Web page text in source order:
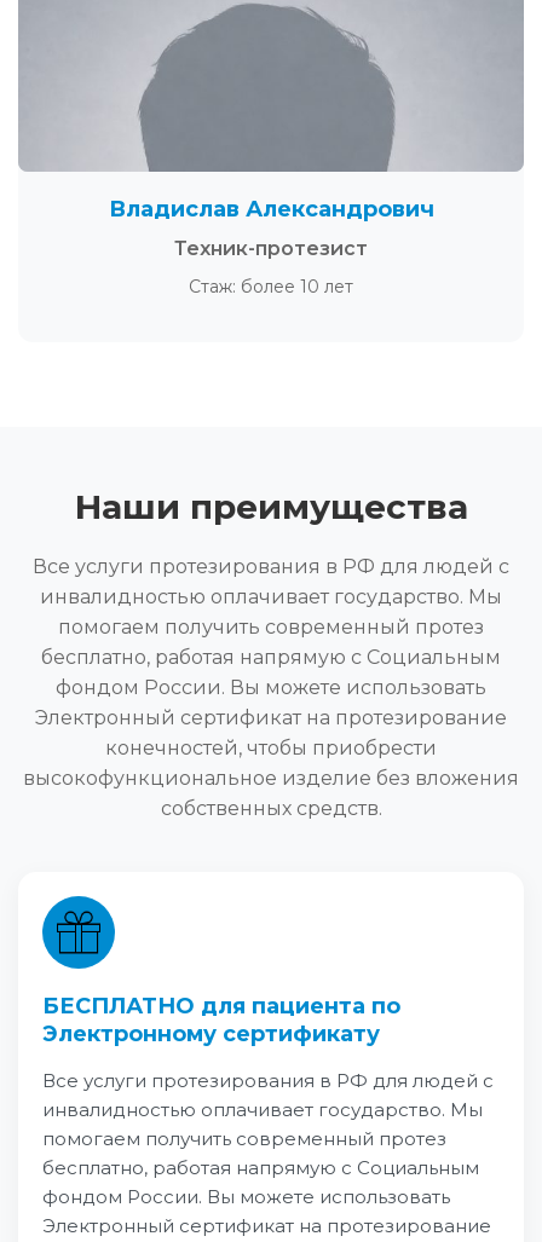
Владислав Александрович
Техник-протезист
Стаж: более 10 лет
Наши преимущества
Все услуги протезирования в РФ для людей с
инвалидностью оплачивает государство. Мы
помогаем получить современный протез
бесплатно, работая напрямую с Социальным
фондом России. Вы можете использовать
Электронный сертификат на протезирование
конечностей, чтобы приобрести
высокофункциональное изделие без вложения
собственных средств.
БЕСПЛАТНО для пациента по
Электронному сертификату
Все услуги протезирования в РФ для людей с
инвалидностью оплачивает государство. Мы
помогаем получить современный протез
бесплатно, работая напрямую с Социальным
фондом России. Вы можете использовать
Электронный сертификат на протезирование